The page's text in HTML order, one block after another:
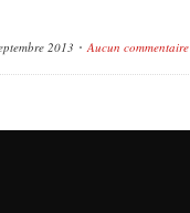
2013 Aucun commentaire